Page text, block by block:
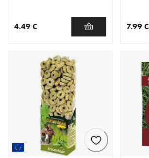
4.49 € 7.99 €